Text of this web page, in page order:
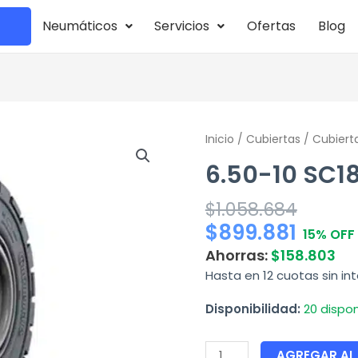
Neumáticos Servicios Ofertas Blog
Inicio / Cubiertas /
6.50-10
$1.058.684
$899.881 15% OFF
Ahorras: $158.803
Hasta en 12 cuotas sin
Disponibilidad: 20
6.50-
10
SC18
ROBUST
cantidad